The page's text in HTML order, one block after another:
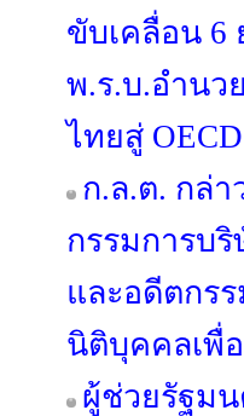
ขับเคลื่อน 6
พ.ร.บ.อำนว
ไทยสู่ OECD
ก.ล.ต. กล่
กรรมการบ
และอดีตกร
นิติบุคคลเพื่
ผู้ช่วยรัฐม